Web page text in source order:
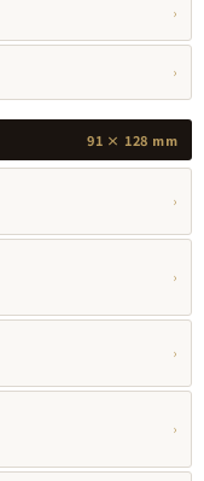
›
›
91 × 128 mm
›
›
›
›